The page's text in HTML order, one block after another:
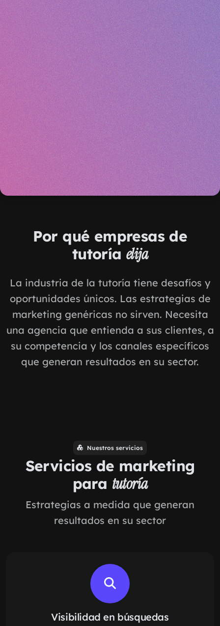
Por qué empresas de
tutoríaelija
La industria de la tutoría tiene desafíos y
oportunidades únicos. Las estrategias de
marketing genéricas no sirven. Necesita
una agencia que entienda a sus clientes, a
su competencia y los canales específicos
que generan resultados en su sector.
Nuestros servicios
Servicios de marketing
para tutoría
Estrategias a medida que generan
resultados en su sector
Visibilidad en búsquedas